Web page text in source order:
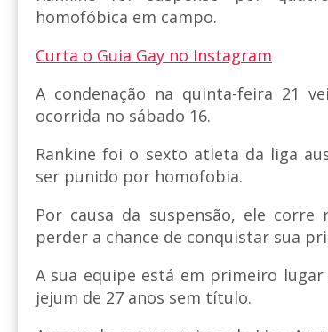
homofóbica em campo.
Curta o Guia Gay no Instagram
A condenação na quinta-feira 21
ocorrida no sábado 16.
Rankine foi o sexto atleta da liga
ser punido por homofobia.
Por causa da suspensão, ele
perder a chance de conquistar sua
A sua equipe está em primeiro
jejum de 27 anos sem título.